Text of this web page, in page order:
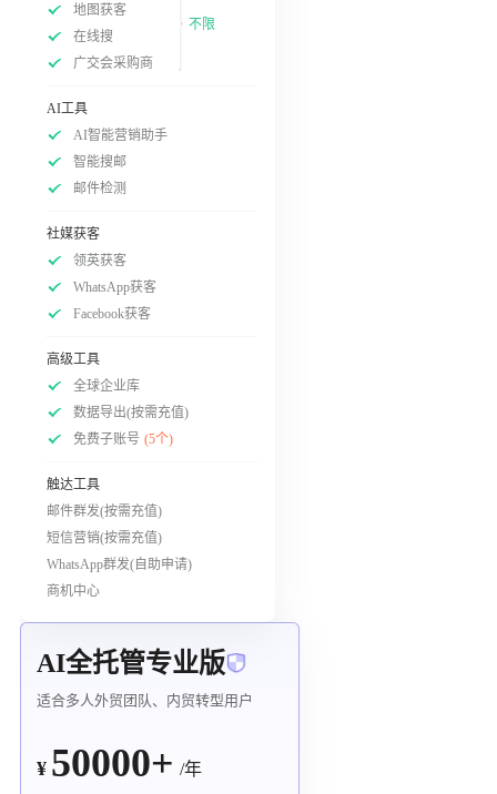
地图获客
在线搜
广交会采购商
不限
AI工具
AI智能营销助手
智能搜邮
邮件检测
社媒获客
领英获客
WhatsApp获客
Facebook获客
高级工具
全球企业库
数据导出(按需充值)
免费子账号 (5个)
触达工具
邮件群发(按需充值)
短信营销(按需充值)
WhatsApp群发(自助申请)
商机中心
AI全托管专业版
适合多人外贸团队、内贸转型用户
¥ 50000+ /年